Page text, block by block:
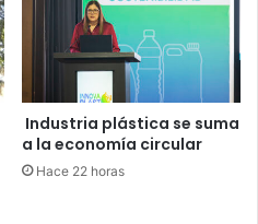
Industria plástica se suma
a la economía circular
Hace 22 horas